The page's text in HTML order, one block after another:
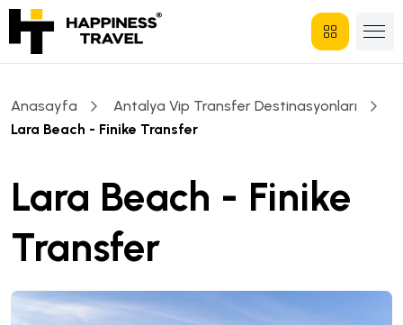
Anasayfa
Antalya Vip Transfer Destinasyonları
Lara Beach - Finike Transfer
Lara Beach - Finike
Transfer